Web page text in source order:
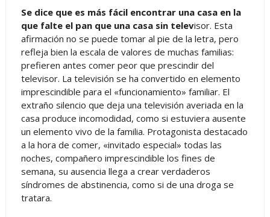
Se dice que es más fácil encontrar una casa en la
que falte el pan que una casa sin televisor. Esta
afirmación no se puede tomar al pie de la letra, pero
refleja bien la escala de valores de muchas familias:
prefieren antes comer peor que prescindir del
televisor. La televisión se ha convertido en elemento
imprescindible para el «funcionamiento» familiar. El
extraño silencio que deja una televisión averiada en la
casa produce incomodidad, como si estuviera ausente
un elemento vivo de la familia. Protagonista destacado
a la hora de comer, «invitado especial» todas las
noches, compañero imprescindible los fines de
semana, su ausencia llega a crear verdaderos
síndromes de abstinencia, como si de una droga se
tratara.